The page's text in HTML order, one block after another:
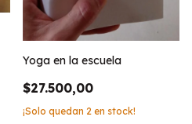
Yoga en la escuela
$27.500,00
¡Solo quedan 2 en stock!